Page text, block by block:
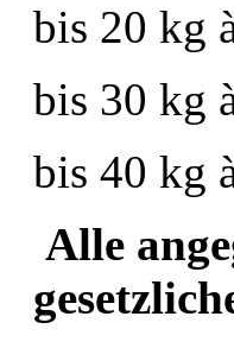
bis 20 kg
bis 30 kg
bis 40 kg
Alle